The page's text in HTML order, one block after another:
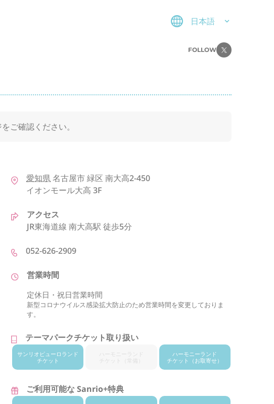
日本語
FOLLOW
ご確認ください。
愛知県名古屋市緑区 南大高2-450
イオンモール大高 3F
アクセス
JR東海道線 南大高駅 徒歩5分
052-626-2909
営業時間
定休日・祝日営業時間
新型コロナウイルス感染拡大防止のため営業時間を変更しておりま
す。
テーマパークチケット取り扱い
サンリオ ピューロランド
チケット
ランド
（常備）
ハーモニーランド
チケット
（お取寄せ）
ご利用可能な Sanrio+特典